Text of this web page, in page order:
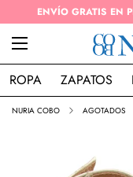
ENVÍO GRATIS EN
ROPA ZAPATOS
NURIA COBO AGOTADOS